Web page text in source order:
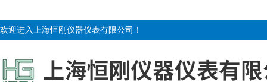
欢迎进入上海恒刚仪器仪表有限公司！